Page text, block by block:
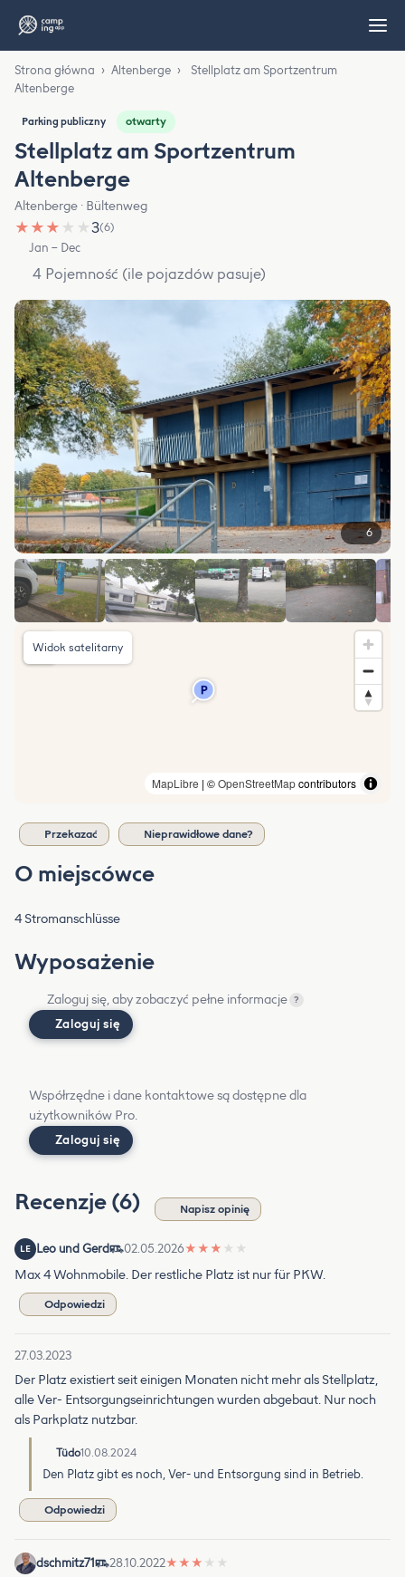
Strona główna › Altenberge ›
Stellplatz am Sportzentrum
Altenberge
Parking publiczny otwarty
Stellplatz am Sportzentrum
Altenberge
Altenberge · Bültenweg
★ ★ ★ ★ ★3(6)
Jan – Dec
4 Pojemność (ile pojazdów pasuje)
6
MapLibre | ©OpenStreetMapcontributors
Widok satelitarny
Przekazać Nieprawidłowe dane?
O miejscówce
4 Stromanschlüsse
Wyposażenie
Zaloguj się, aby zobaczyć pełne informacje ?
Zaloguj się
Współrzędne i dane kontaktowe są dostępne dla
użytkowników Pro.
Zaloguj się
Recenzje (6) Napisz opinię
LE Leo und Gerd 02.05.2026★ ★ ★ ★ ★
Max 4 Wohnmobile. Der restliche Platz ist nur für PKW.
Odpowiedzi
27.03.2023
Der Platz existiert seit einigen Monaten nicht mehr als Stellplatz,
alle Ver- Entsorgungseinrichtungen wurden abgebaut. Nur noch
als Parkplatz nutzbar.
Tüdo10.08.2024
Den Platz gibt es noch, Ver- und Entsorgung sind in Betrieb.
Odpowiedzi
dschmitz71 28.10.2022★ ★ ★ ★ ★